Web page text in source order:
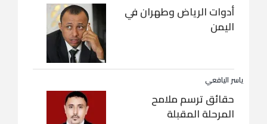
أدوات الرياض وطهران في
اليمن
ياسر اليافعي
حقائق ترسم ملامح
المرحلة المقبلة